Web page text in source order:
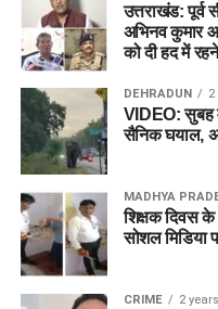
उत्तराखंड: पूर्व
अभिनव कुमार
को दी हद में
DEHRADUN 2
VIDEO: सुबह
सैनिक घयाल,
MADHYA
शिक्षक दिवस के
सोशल मिडिया
CRIME 2